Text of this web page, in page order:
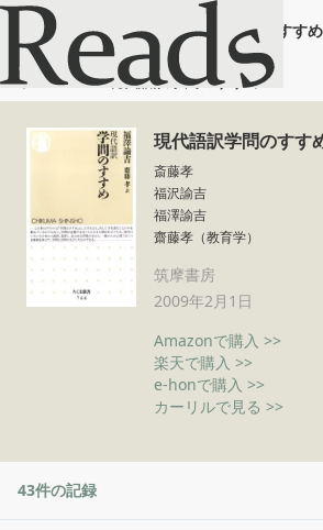
現代語訳学問のすすめ
ホーム 現代語訳学問のすすめ
現代語訳学問のすす
斎藤孝
福沢諭吉
福澤諭吉
齋藤孝（教育学）
筑摩書房
2009年2月1日
Amazonで購入 >>
楽天で購入 >>
e-honで購入 >>
カーリルで見る >>
43件の記録